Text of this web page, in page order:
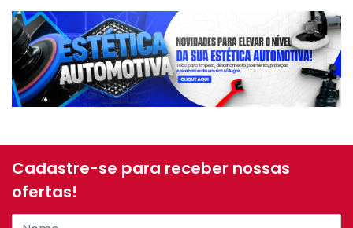
Cadastre-se para receber nossas
ofertas!